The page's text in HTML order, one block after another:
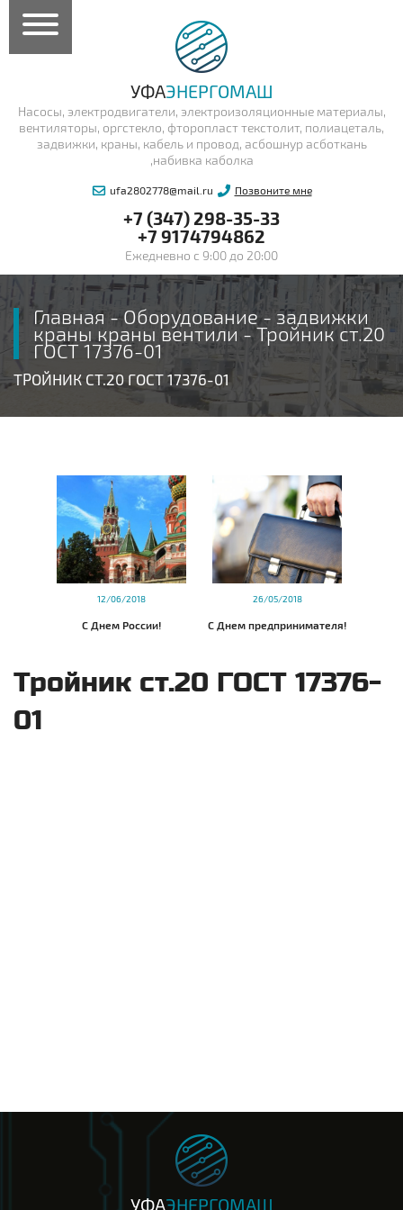
УФАЭНЕРГОМАШ
Насосы, электродвигатели, электроизоляционные материалы,
вентиляторы, оргстекло, фторопласт текстолит, полиацеталь,
задвижки, краны, кабель и провод, асбошнур асботкань
,набивка каболка
ufa2802778@mail.ru Позвоните мне
+7 (347) 298-35-33
+7 9174794862
Ежедневно с 9:00 до 20:00
Главная - Оборудование - задвижки
краны краны вентили - Тройник ст.20
ГОСТ 17376-01
ТРОЙНИК СТ.20 ГОСТ 17376-01
12/06/2018
С Днем России!
26/05/2018
С Днем предпринимателя!
Тройник ст.20 ГОСТ 17376-
01
УФАЭНЕРГОМАШ